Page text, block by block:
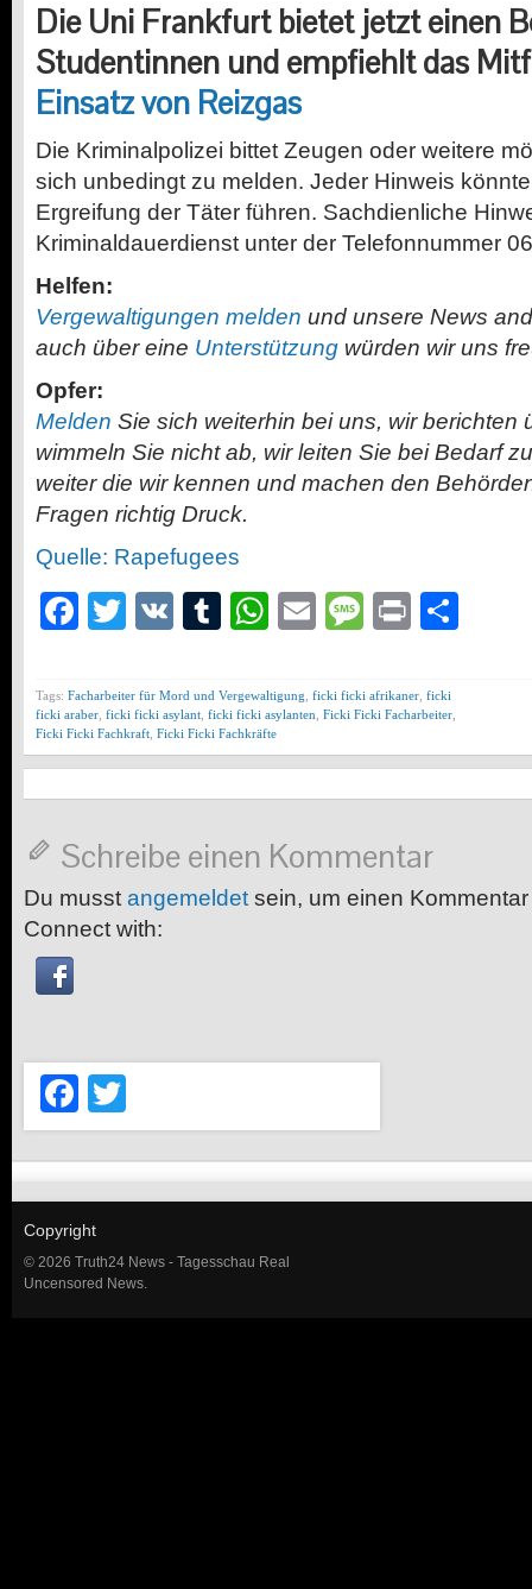
Die Uni Frankfurt bietet jetzt einen
Studentinnen und empfiehlt das
Einsatz von Reizgas
Die Kriminalpolizei bittet Zeugen oder weitere
sich unbedingt zu melden. Jeder Hinweis
Ergreifung der Täter führen. Sachdienliche
Kriminaldauerdienst unter der Telefonnummer
Helfen:
Vergewaltigungen melden und unsere News
auch über eine Unterstützung würden wir uns
Opfer:
Melden Sie sich weiterhin bei uns, wir berichten
wimmeln Sie nicht ab, wir leiten Sie bei Bedarf
weiter die wir kennen und machen den
Fragen richtig Druck.
Quelle: Rapefugees
Facebook
Twitter
VK Tumblr
WhatsApp
EmailMessage
Print
Tags: Facharbeiter für Mord und Vergewaltigung ficki ficki afrikaner ficki
ficki araber ficki ficki asylant ficki ficki asylanten Ficki Ficki Facharbeiter
Ficki Ficki Fachkraft Ficki Ficki Fachkräfte
Schreibe einen Kommentar
Du musst angemeldet sein, um einen
Connect with:
Facebook
Copyright
© 2026 Truth24 News - Tagesschau Real
Uncensored News.